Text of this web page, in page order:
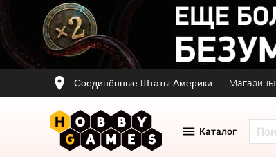
Соединённые Штаты Америки Магазины
Каталог